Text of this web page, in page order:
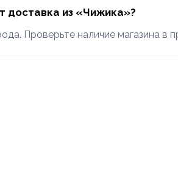
доставка из «Чижика»?
Проверьте наличие магазина